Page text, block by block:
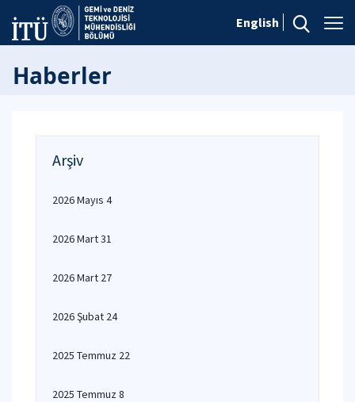
English
Haberler
Arşiv
2026 Mayıs 4
2026 Mart 31
2026 Mart 27
2026 Şubat 24
2025 Temmuz 22
2025 Temmuz 8